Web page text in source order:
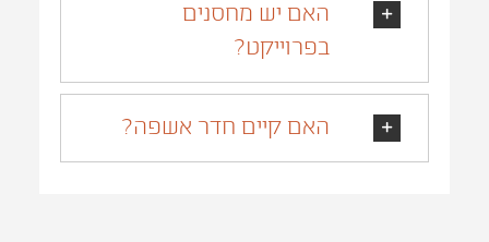
האם יש מחסנים
בפרוייקט?
האם קיים חדר אשפה?